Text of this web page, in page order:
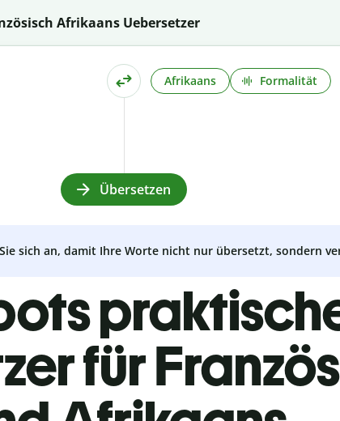
Afrikaans Uebersetzer
Afrikaans Formalität
Übersetzen
sich an, damit Ihre Worte nicht nur übersetzt, sondern
für